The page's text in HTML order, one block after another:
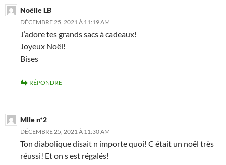
Noëlle LB
DÉCEMBRE 25, 2021 À 11:19 AM
J’adore tes grands sacs à cadeaux!
Joyeux Noël!
Bises
RÉPONDRE
Mlle n*2
DÉCEMBRE 25, 2021 À 11:30 AM
Ton diabolique disait n importe quoi! C était un noël très
réussi! Et on s est régalés!